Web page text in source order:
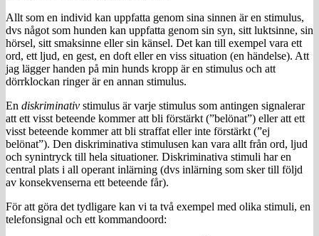
Allt som en individ kan uppfatta genom sina sinnen är en stimulus,
dvs något som hunden kan uppfatta genom sin syn, sitt luktsinne, sin
hörsel, sitt smaksinne eller sin känsel. Det kan till exempel vara ett
ord, ett ljud, en gest, en doft eller en viss situation (en händelse). Att
jag lägger handen på min hunds kropp är en stimulus och att
dörrklockan ringer är en annan stimulus.
En diskriminativ stimulus är varje stimulus som antingen signalerar
att ett visst beteende kommer att bli förstärkt (”belönat”) eller att ett
visst beteende kommer att bli straffat eller inte förstärkt (”ej
belönat”). Den diskriminativa stimulusen kan vara allt från ord, ljud
och synintryck till hela situationer. Diskriminativa stimuli har en
central plats i all operant inlärning (dvs inlärning som sker till följd
av konsekvenserna ett beteende får).
För att göra det tydligare kan vi ta två exempel med olika stimuli, en
telefonsignal och ett kommandoord: